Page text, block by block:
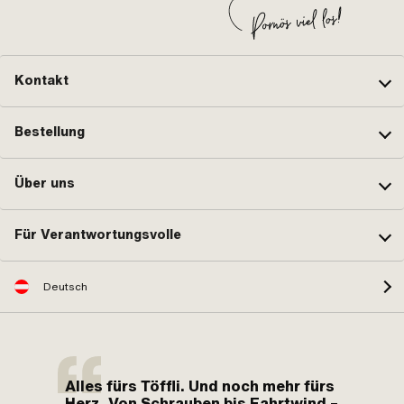
Kontakt
Bestellung
Über uns
Für Verantwortungsvolle
Deutsch
Alles fürs Töffli. Und noch mehr fürs